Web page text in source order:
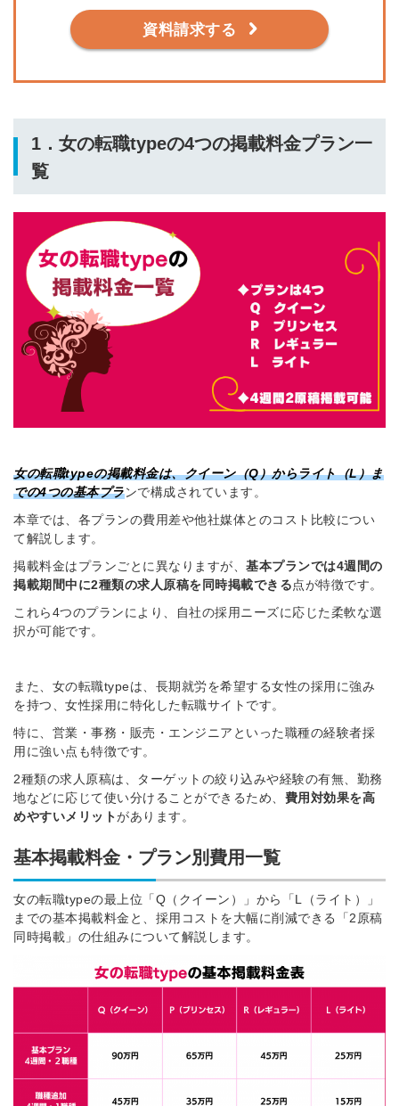
資料請求する
1．女の転職typeの4つの掲載料金プラン一
覧
女の転職typeの掲載料金は、クイーン（Q）からライト（L）ま
での4つの基本プランで構成されています。
本章では、各プランの費用差や他社媒体とのコスト比較につい
て解説します。
掲載料金はプランごとに異なりますが、 基本プランでは4週間の
掲載期間中に2種類の求人原稿を同時掲載できる点が特徴です。
これら4つのプランにより、自社の採用ニーズに応じた柔軟な選
択が可能です。
また、女の転職typeは、長期就労を希望する女性の採用に強み
を持つ、女性採用に特化した転職サイトです。
特に、営業・事務・販売・エンジニアといった職種の経験者採
用に強い点も特徴です。
2種類の求人原稿は、ターゲットの絞り込みや経験の有無、勤務
地などに応じて使い分けることができるため、 費用対効果を高
めやすいメリットがあります。
基本掲載料金・プラン別費用一覧
女の転職typeの最上位「Q（クイーン）」から「L（ライト）」
までの基本掲載料金と、採用コストを大幅に削減できる「2原稿
同時掲載」の仕組みについて解説します。